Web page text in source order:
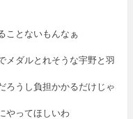
ことないもんなぁ
メダルとれそうな宇野と羽
ろうし負担かかるだけじゃ
やってほしいわ